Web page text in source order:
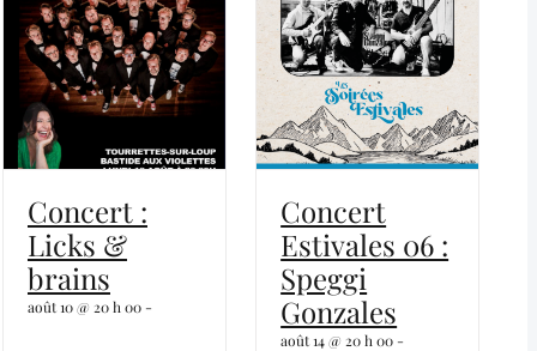
Concert :
Licks &
brains
août 10 @ 20 h 00-
Concert
Estivales 06 :
Speggi
Gonzales
août 14 @ 20 h 00 -